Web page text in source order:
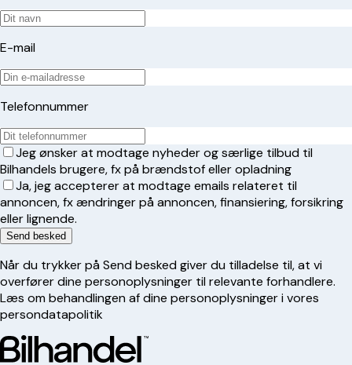
E-mail
Telefonnummer
Jeg ønsker at modtage nyheder og særlige tilbud til
Bilhandels brugere, fx på brændstof eller opladning
Ja, jeg accepterer at modtage emails relateret til
annoncen, fx ændringer på annoncen, finansiering, forsikring
eller lignende.
Send besked
Når du trykker på Send besked giver du tilladelse til, at vi
overfører dine personoplysninger til relevante forhandlere.
Læs om behandlingen af dine personoplysninger i vores
persondatapolitik